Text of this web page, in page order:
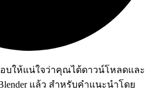
บให้แน่ใจว่าคุณได้ดาวน์โหลดและ
แล้ว สำหรับคำแนะนำโดย